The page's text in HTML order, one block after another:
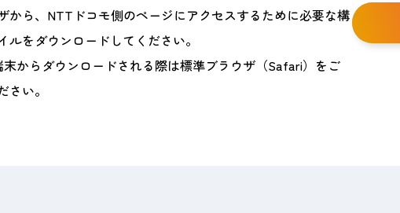
から、NTTドコモ側のページにアクセスするために必要な構
ルをダウンロードしてください。
からダウンロードされる際は標準ブラウザ（Safari）をご
さい。